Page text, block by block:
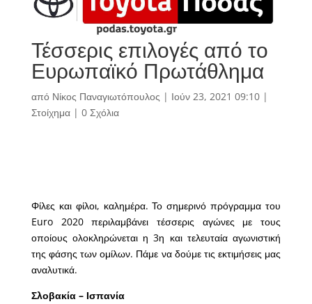
Τέσσερις επιλογές από το
Ευρωπαϊκό Πρωτάθλημα
από Νίκος Παναγιωτόπουλος | Ιούν 23, 2021 09:10|
Στοίχημα| 0 Σχόλια
Φίλες και φίλοι, καλημέρα. Το σημερινό πρόγραμμα του
Euro 2020 περιλαμβάνει τέσσερις αγώνες με τους
οποίους ολοκληρώνεται η 3η και τελευταία αγωνιστική
της φάσης των ομίλων. Πάμε να δούμε τις εκτιμήσεις μας
αναλυτικά.
Σλοβακία – Ισπανία